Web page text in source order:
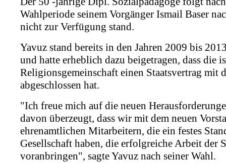
Wahlperiode seinem Vorgänger Ismail Baser
nicht zur Verfügung stand.
Yavuz stand bereits in den Jahren 2009 bis
und hatte erheblich dazu beigetragen, dass die
Religionsgemeinschaft einen Staatsvertrag mit
abgeschlossen hat.
"Ich freue mich auf die neuen
davon überzeugt, dass wir mit dem neuen
ehrenamtlichen Mitarbeitern, die ein festes
Gesellschaft haben, die erfolgreiche Arbeit der
voranbringen", sagte Yavuz nach seiner Wahl.